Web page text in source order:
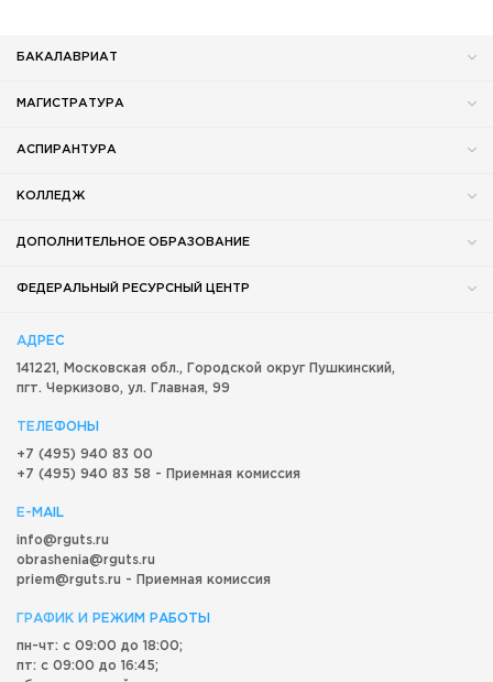
БАКАЛАВРИАТ
МАГИСТРАТУРА
АСПИРАНТУРА
КОЛЛЕДЖ
ДОПОЛНИТЕЛЬНОЕ ОБРАЗОВАНИЕ
ФЕДЕРАЛЬНЫЙ РЕСУРСНЫЙ ЦЕНТР
АДРЕС
141221, Московская обл., Городской округ Пушкинский,
пгт. Черкизово, ул. Главная, 99
ТЕЛЕФОНЫ
+7 (495) 940 83 00
+7 (495) 940 83 58 - Приемная комиссия
E-MAIL
info@rguts.ru
obrashenia@rguts.ru
priem@rguts.ru - Приемная комиссия
ГРАФИК И РЕЖИМ РАБОТЫ
пн-чт: с 09:00 до 18:00;
пт: с 09:00 до 16:45;